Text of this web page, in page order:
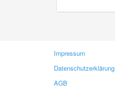
Impressum
Datenschutzerklärung
AGB